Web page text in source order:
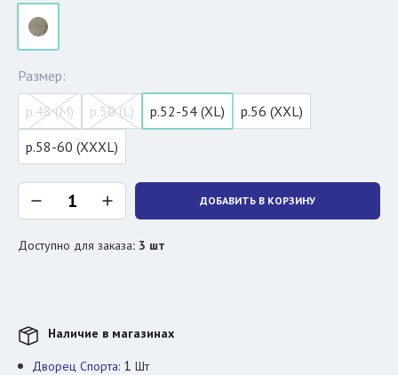
Размер:
р.48 (M)
р.50 (L) р.52-54 (XL)
р.56 (XXL)
р.58-60 (XXXL)
ДОБАВИТЬ В КОРЗИНУ
Доступно для заказа: 3 шт
Наличие в магазинах
Дворец Спорта: 1 Шт